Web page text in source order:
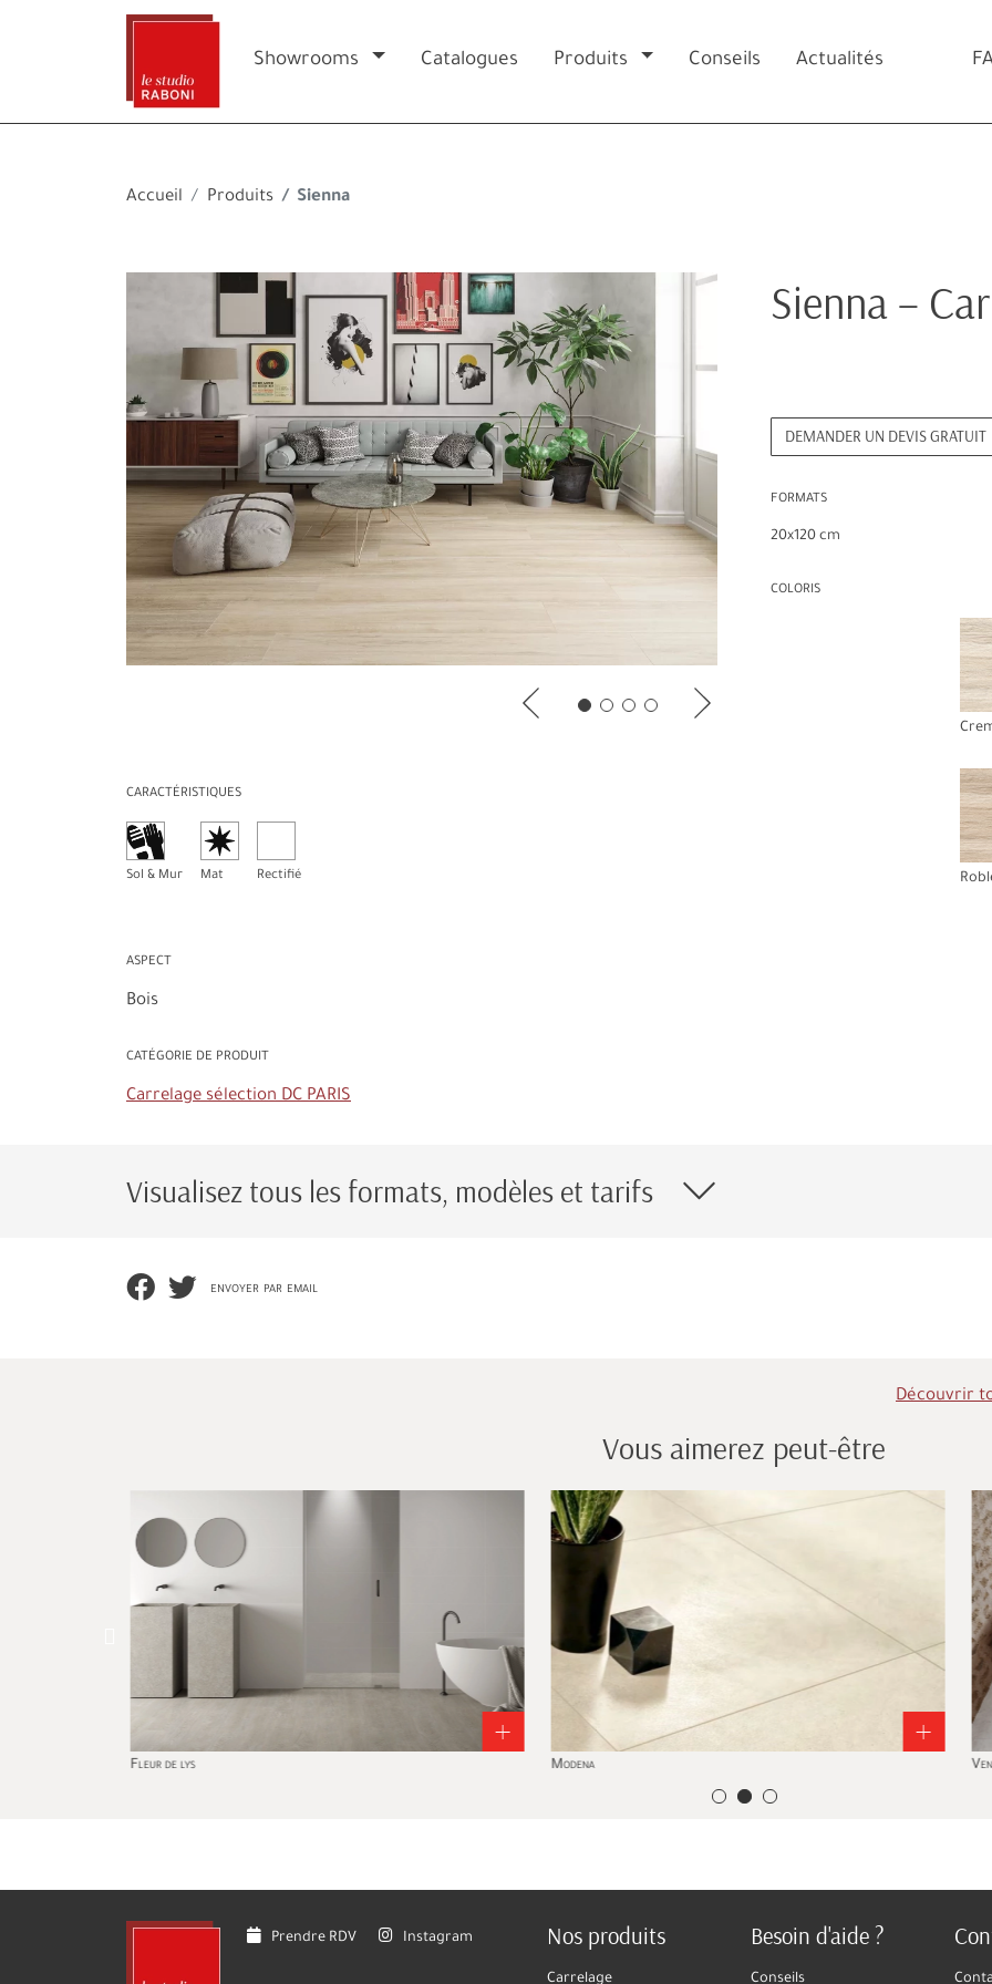
Accueil Produits Sienna
CARACTÉRISTIQUES
Sol & Mur Mat Rectifié
Sienna –
DEMANDER UN DEVIS GRATUIT
FORMATS
20x120 cm
COLORIS
ASPECT
Bois
CATÉGORIE DE PRODUIT
Carrelage sélection DC PARIS
Visualisez tous les formats, modèles et tarifs
envoyer par email
Découvrir
Vous aimerez peut-être
Fleur de lys Modena
Prendre RDV Instagram Nos produits
Carrelage
Besoin d'aide ?
Conseils
Showrooms Catalogues Produits Conseils Actualités